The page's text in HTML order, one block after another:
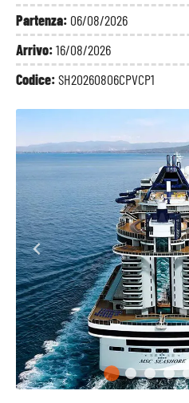
Partenza: 06/08/2026
Arrivo:16/08/2026
Codice:SH20260806CPVCP1